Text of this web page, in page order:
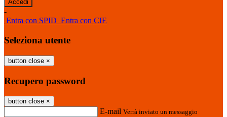
-
Entra con SPID Entra con CIE
Seleziona utente
button close ×
Recupero password
button close ×
E-mail Verrà inviato un messaggio